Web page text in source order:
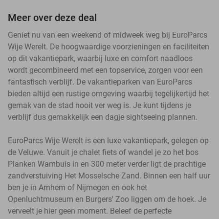
Meer over deze deal
Geniet nu van een weekend of midweek weg bij EuroParcs
Wije Werelt. De hoogwaardige voorzieningen en faciliteiten
op dit vakantiepark, waarbij luxe en comfort naadloos
wordt gecombineerd met een topservice, zorgen voor een
fantastisch verblijf. De vakantieparken van EuroParcs
bieden altijd een rustige omgeving waarbij tegelijkertijd het
gemak van de stad nooit ver weg is. Je kunt tijdens je
verblijf dus gemakkelijk een dagje sightseeing plannen.
EuroParcs Wije Werelt is een luxe vakantiepark, gelegen op
de Veluwe. Vanuit je chalet fiets of wandel je zo het bos
Planken Wambuis in en 300 meter verder ligt de prachtige
zandverstuiving Het Mosselsche Zand. Binnen een half uur
ben je in Arnhem of Nijmegen en ook het
Openluchtmuseum en Burgers' Zoo liggen om de hoek. Je
verveelt je hier geen moment. Beleef de perfecte